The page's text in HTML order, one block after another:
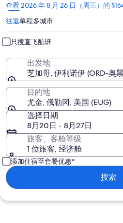
查看 2026 年 8 月 26 日（周三）的
在
新
窗
口
中
打
开
往返单程多城市
只搜直飞航班
出发地
芝加哥, 伊利诺伊 (ORD-奥
目的地
尤金, 俄勒冈, 美国 (EUG)
选择日期
8月20日 - 8月27日
旅客、客舱等级
1 位旅客, 经济舱
添加住宿至套餐优惠*
搜索